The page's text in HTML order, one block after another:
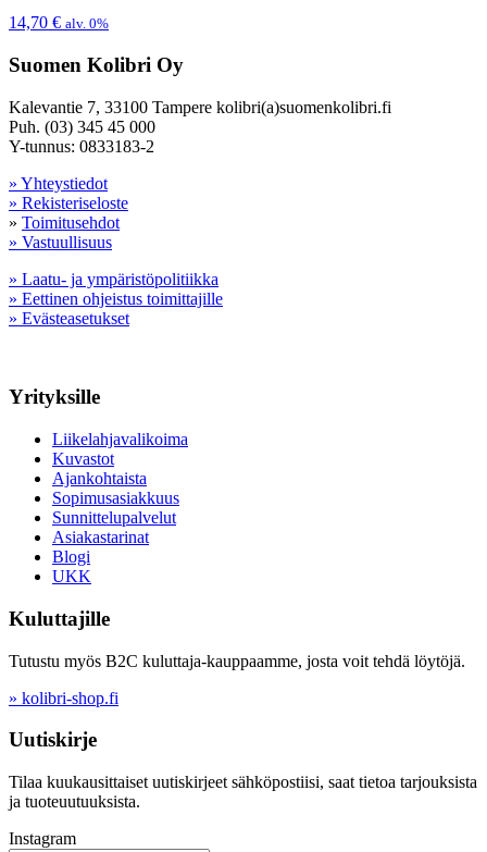
14,70 € alv. 0%
Suomen Kolibri Oy
Kalevantie 7, 33100 Tampere kolibri(a)suomenkolibri.fi
Puh. (03) 345 45 000
Y-tunnus: 0833183-2
» Yhteystiedot
» Rekisteriseloste
» Toimitusehdot
» Vastuullisuus
» Laatu- ja ympäristöpolitiikka
» Eettinen ohjeistus toimittajille
» Evästeasetukset
Yrityksille
Liikelahjavalikoima
Kuvastot
Ajankohtaista
Sopimusasiakkuus
Sunnittelupalvelut
Asiakastarinat
Blogi
UKK
Kuluttajille
Tutustu myös B2C kuluttaja-kauppaamme, josta voit tehdä löytöjä.
» kolibri-shop.fi
Uutiskirje
Tilaa kuukausittaiset uutiskirjeet sähköpostiisi, saat tietoa tarjouksista
ja tuoteuutuuksista.
Instagram